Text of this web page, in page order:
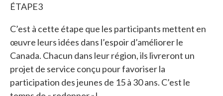
ÉTAPE3
C’est à cette étape que les participants mettent en
œuvre leurs idées dans l’espoir d’améliorer le
Canada. Chacun dans leur région, ils livreront un
projet de service conçu pour favoriser la
participation des jeunes de 15 à 30 ans. C’est le